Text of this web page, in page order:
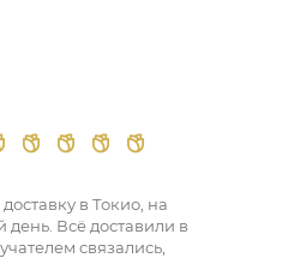
в Токио, на
Всё доставили в
связались,